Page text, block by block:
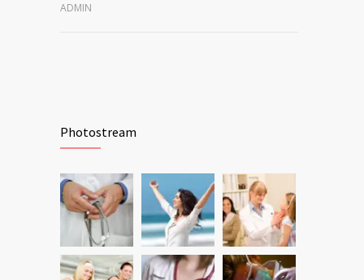
ADMIN
Photostream